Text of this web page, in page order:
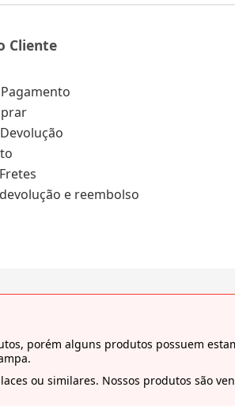
Cliente
e reembolso
porém alguns produtos possuem
ou similares. Nossos produtos são